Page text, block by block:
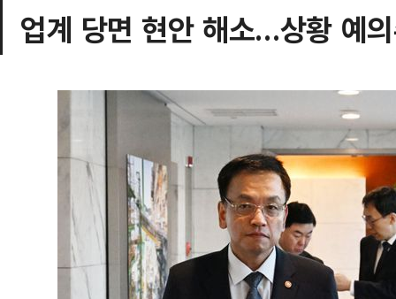
업계 당면 현안 해소…상황 예